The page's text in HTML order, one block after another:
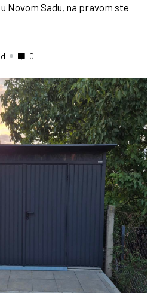
Novom Sadu, na pravom ste
0